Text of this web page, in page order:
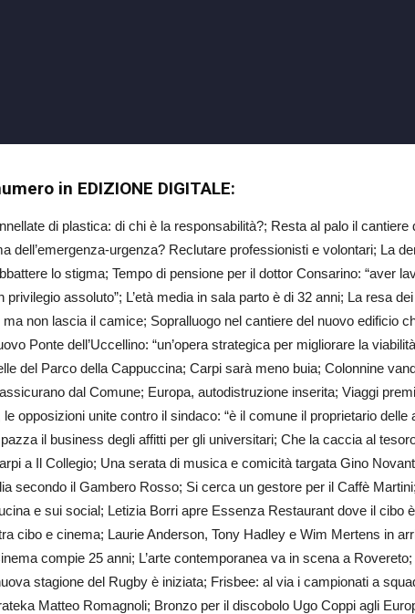
in EDIZIONE DIGITALE:
di plastica: di chi è la responsabilità?; Resta al palo il
dell’emergenza-urgenza? Reclutare professionisti e volontari; La
lo stigma; Tempo di pensione per il dottor Consarino: “aver
privilegio assoluto”; L’età media in sala parto è di 32 anni; La resa
non lascia il camice; Sopralluogo nel cantiere del nuovo edificio
Ponte dell’Uccellino: “un’opera strategica per migliorare la
del Parco della Cappuccina; Carpi sarà meno buia; Colonnine
dal Comune; Europa, autodistruzione inserita; Viaggi
opposizioni unite contro il sindaco: “è il comune il proprietario delle
il business degli affitti per gli universitari; Che la caccia al
a Il Collegio; Una serata di musica e comicità targata Gino
secondo il Gambero Rosso; Si cerca un gestore per il Caffè
e sui social; Letizia Borri apre Essenza Restaurant dove il cibo
cibo e cinema; Laurie Anderson, Tony Hadley e Wim Mertens in
compie 25 anni; L’arte contemporanea va in scena a
stagione del Rugby è iniziata; Frisbee: al via i campionati a
Matteo Romagnoli; Bronzo per il discobolo Ugo Coppi agli